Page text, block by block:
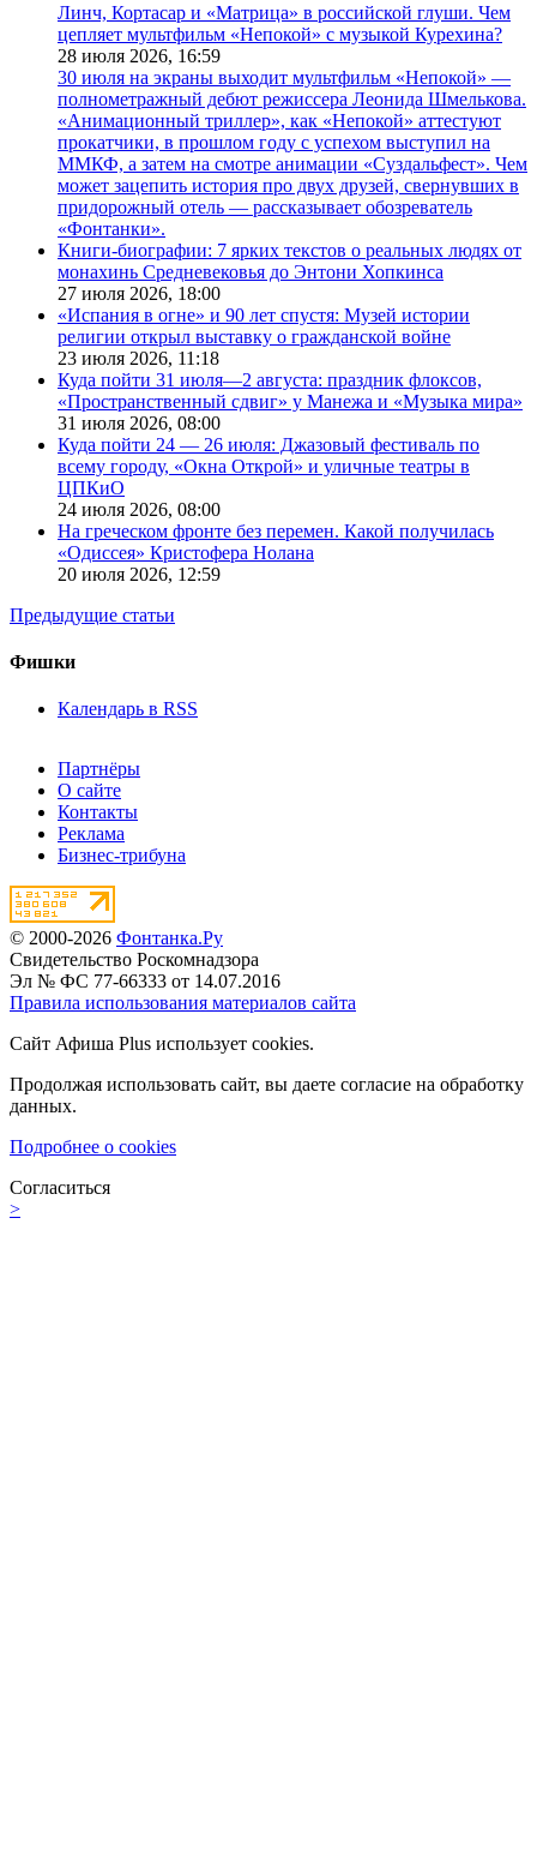
Линч, Кортасар и «Матрица» в российской глуши. Чем
цепляет мультфильм «Непокой» с музыкой Курехина?
28 июля 2026, 16:59
30 июля на экраны выходит мультфильм «Непокой» —
полнометражный дебют режиссера Леонида Шмелькова.
«Анимационный триллер», как «Непокой» аттестуют
прокатчики, в прошлом году с успехом выступил на
ММКФ, а затем на смотре анимации «Суздальфест». Чем
может зацепить история про двух друзей, свернувших в
придорожный отель — рассказывает обозреватель
«Фонтанки».
Книги-биографии: 7 ярких текстов о реальных людях от
монахинь Средневековья до Энтони Хопкинса
27 июля 2026, 18:00
«Испания в огне» и 90 лет спустя: Музей истории
религии открыл выставку о гражданской войне
23 июля 2026, 11:18
Куда пойти 31 июля—2 августа: праздник флоксов,
«Пространственный сдвиг» у Манежа и «Музыка мира»
31 июля 2026, 08:00
Куда пойти 24 — 26 июля: Джазовый фестиваль по
всему городу, «Окна Открой» и уличные театры в
ЦПКиО
24 июля 2026, 08:00
На греческом фронте без перемен. Какой получилась
«Одиссея» Кристофера Нолана
20 июля 2026, 12:59
Предыдущие статьи
Фишки
Календарь в RSS
Партнёры
О сайте
Контакты
Реклама
Бизнес-трибуна
© 2000-2026 Фонтанка.Ру
Свидетельство Роскомнадзора
Эл № ФС 77-66333 от 14.07.2016
Правила использования материалов сайта
Сайт Афиша Plus использует cookies.
Продолжая использовать сайт, вы даете согласие на обработку
данных.
Подробнее о cookies
Согласиться
>